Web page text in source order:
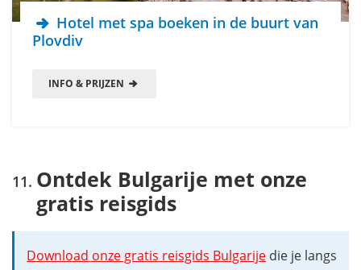
Hotel met spa boeken in de buurt van
Plovdiv
INFO & PRIJZEN
Ontdek Bulgarije met onze
gratis reisgids
Download onze gratis reisgids Bulgarije die je langs